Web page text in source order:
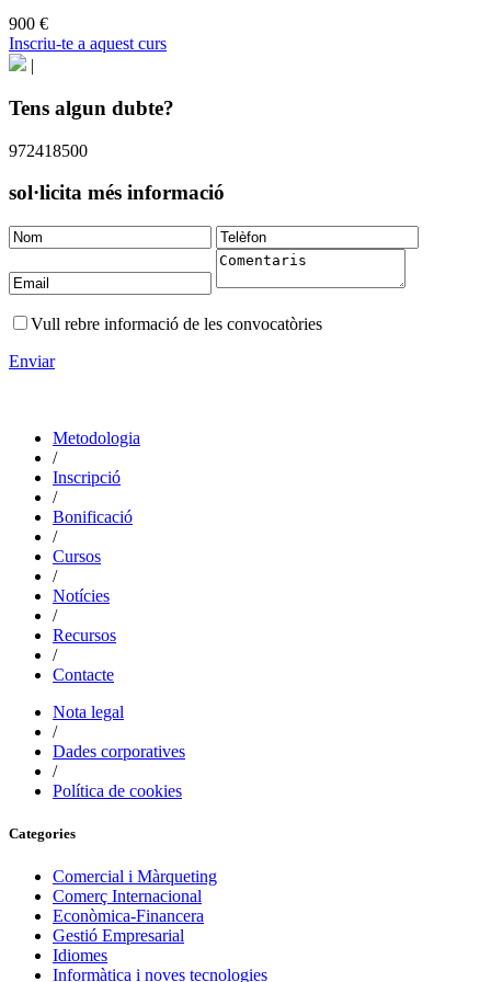
900 €
Inscriu-te a aquest curs
|
Tens algun dubte?
972418500
sol·licita més informació
Vull rebre informació de les convocatòries
Enviar
Metodologia
/
Inscripció
/
Bonificació
/
Cursos
/
Notícies
/
Recursos
/
Contacte
Nota legal
/
Dades corporatives
/
Política de cookies
Categories
Comercial i Màrqueting
Comerç Internacional
Econòmica-Financera
Gestió Empresarial
Idiomes
Informàtica i noves tecnologies